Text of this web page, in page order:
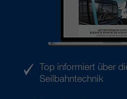
Top informiert über
Seilbahntechnik